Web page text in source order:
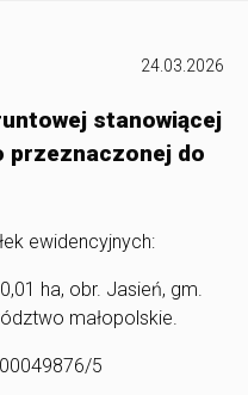
24.03.2026
stanowiącej
przeznaczonej do
ewidencyjnych:
ha, obr. Jasień, gm.
małopolskie.
5